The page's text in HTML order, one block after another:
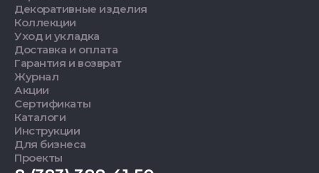
Декоративные изделия
Коллекции
Уход и укладка
Доставка и оплата
Гарантия и возврат
Журнал
Акции
Сертификаты
Каталоги
Инструкции
Для бизнеса
Проекты